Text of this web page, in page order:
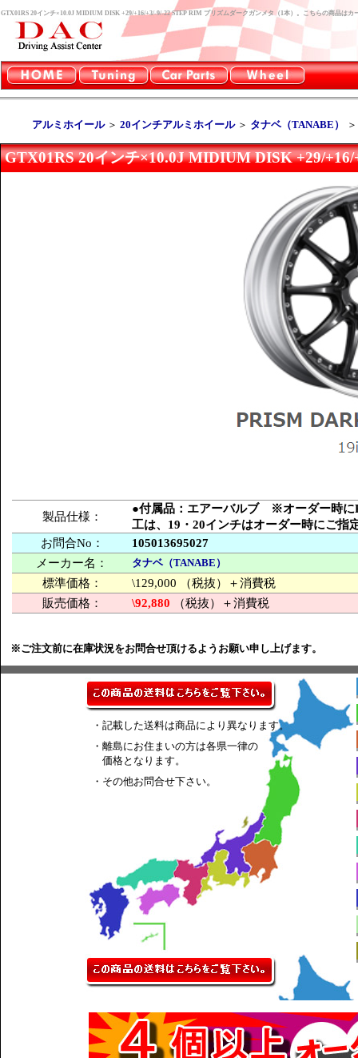
GTX01RS 20インチ×10.0J MIDIUM DISK +29/+16/+3/-9/-22 STEP RIM プリズムダークガンメタ（1本）。こちらの商品は
アルミホイール＞ 20インチアルミホイール＞ タナベ（TANABE）
GTX01RS 20インチ×10.0J MIDIUM DISK +29/
製品仕様：
●付属品：エアーバルブ ※オーダー時に
工は、19・20インチはオーダー時にご指
お問合No：
105013695027
メーカー名：
タナベ（TANABE）
標準価格：
\129,000 （税抜）＋消費税
販売価格：
\92,880 （税抜）＋消費税
※ご注文前に在庫状況をお問合せ頂けるようお願い申し上げます。
・記載した送料は商品により異なります。
・離島にお住まいの方は各県一律の
価格となります。
・その他お問合せ下さい。